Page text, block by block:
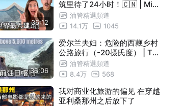
36:12
筑里待了24小时！🇨🇳 | Mik
e & Ashley
油管精選頻道
14.1万
1045
36:06
爱尔兰夫妇：危险的西藏乡村
公路旅行（-20摄氏度） | Tw
o Mad Explorers
油管精選頻道
8.4万
568
我对商业化旅游的偏见 在穿越
亚利桑那州之后放下了